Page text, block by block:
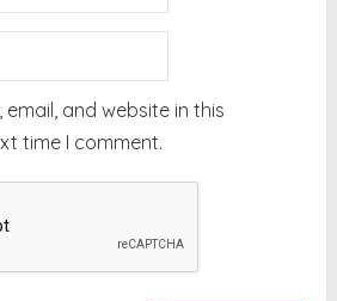
email, and website in this
time I comment.